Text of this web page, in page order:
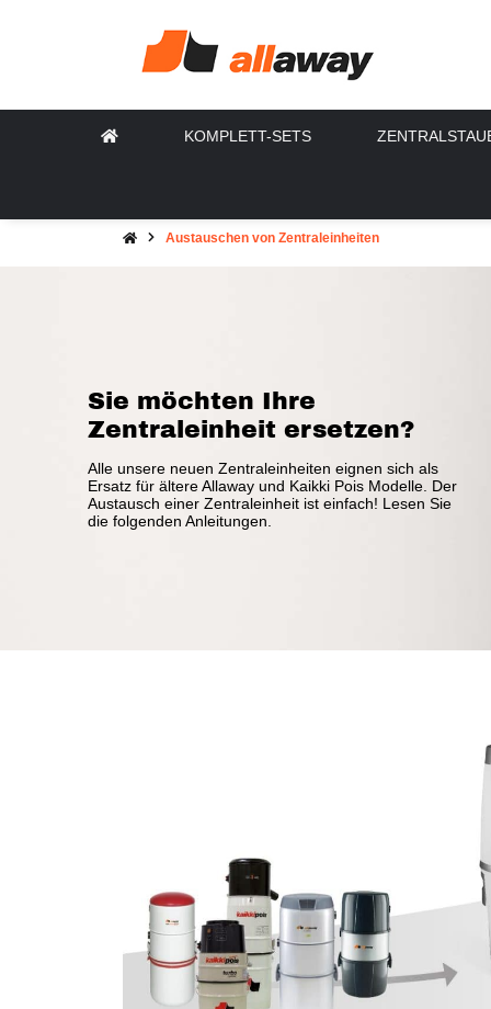
KOMPLETT-SETS
Austauschen von Zentraleinheiten
Sie möchten Ihre
Zentraleinheit ersetzen?
Alle unsere neuen Zentraleinheiten eignen sich als
Ersatz für ältere Allaway und Kaikki Pois Modelle. Der
Austausch einer Zentraleinheit ist einfach! Lesen Sie
die folgenden Anleitungen.